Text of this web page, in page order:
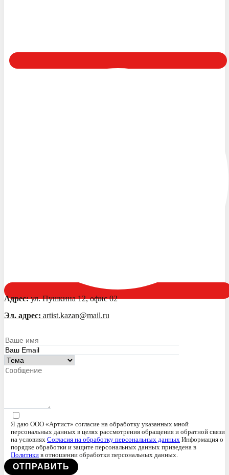
Адрес:ул. Пушкина 12, офис 02
Эл. адрес: artist.kazan@mail.ru
Я даю ООО «Артист» согласие на обработку указанных мной
персональных данных в целях рассмотрения обращения и обратной связи
на условиях Согласия на обработку персональных данных Информация о
порядке обработки и защите персональных данных приведена в
Политики в отношении обработки персональных данных.